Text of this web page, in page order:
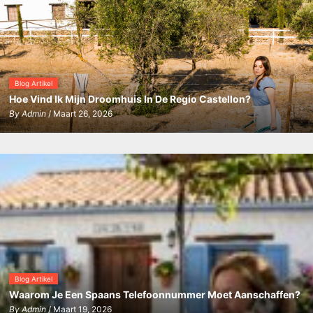
Blog Artikel
Hoe Vind Ik Mijn Droomhuis In De Regio Castellon?
ByAdmin/ Maart 26, 2026
Blog Artikel
Waarom Je Een Spaans Telefoonnummer Moet Aanschaffen?
By Admin/ Maart 19, 2026